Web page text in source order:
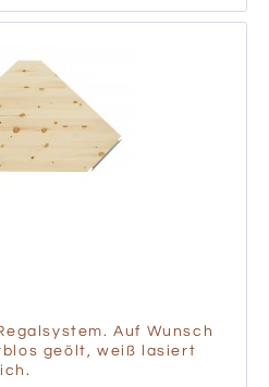
Auf Wunsch
geölt, weiß lasiert